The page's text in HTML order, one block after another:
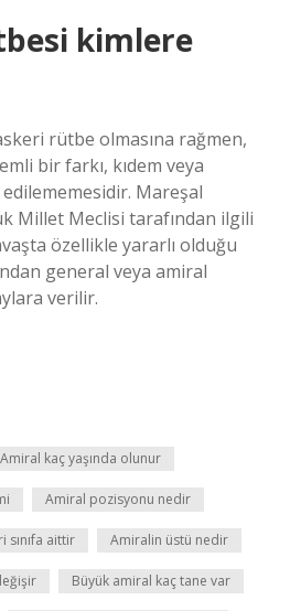
kimlere
rütbe olmasına rağmen,
bir farkı, kıdem veya
Mareşal
Millet Meclisi tarafından ilgili
özellikle yararlı olduğu
general veya amiral
verilir.
Amiral kaç yaşında olunur
Amiral pozisyonu nedir
sınıfa aittir Amiralin üstü nedir
Büyük amiral kaç tane var